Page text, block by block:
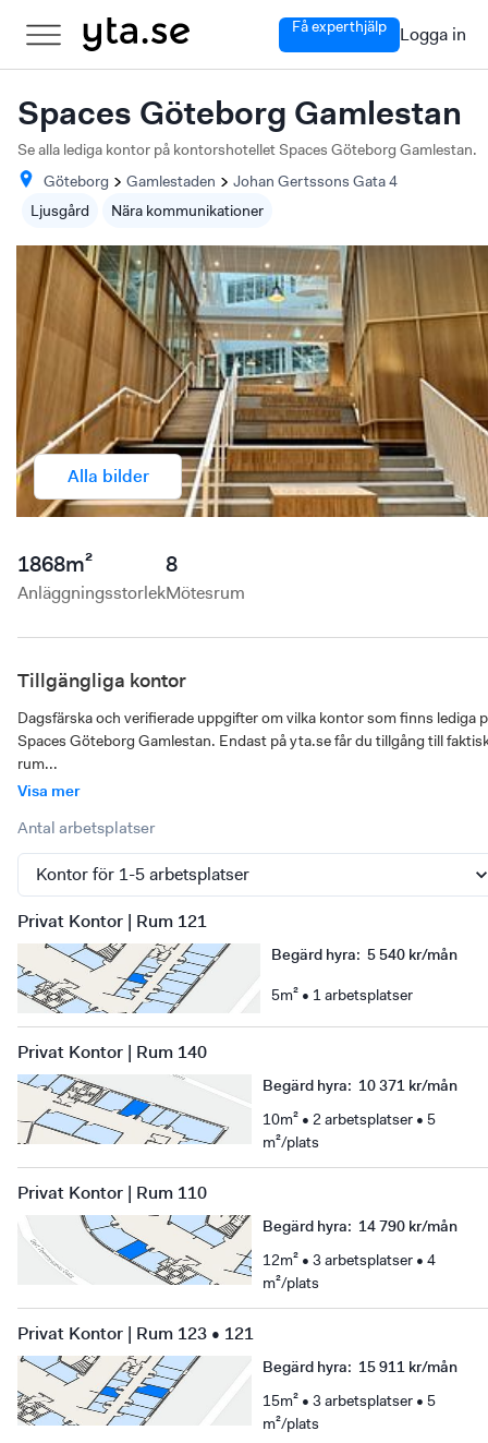
Få experthjälp Logga in
Spaces Göteborg Gamlestan
Se alla lediga kontor på kontorshotellet Spaces Göteborg Gamlestan.
Göteborg
Gamlestaden Johan Gertssons Gata4
Ljusgård
Nära kommunikationer
Alla bilder
1868m²
Anläggningsstorlek
8
Mötesrum
Tillgängliga kontor
Dagsfärska och verifierade uppgifter om vilka kontor som finns lediga
Spaces Göteborg Gamlestan. Endast på yta.se får du tillgång till
rum...
Visa mer
Antal arbetsplatser
Privat Kontor | Rum 121
Begärd hyra: 5 540 kr/mån
5m² • 1 arbetsplatser
Privat Kontor | Rum 140
Begärd hyra: 10 371 kr/mån
10m² • 2 arbetsplatser • 5
m²/plats
Privat Kontor | Rum 110
Begärd hyra: 14 790 kr/mån
12m² • 3 arbetsplatser • 4
m²/plats
Privat Kontor | Rum 123 • 121
Begärd hyra: 15 911 kr/mån
15m² • 3 arbetsplatser • 5
m²/plats